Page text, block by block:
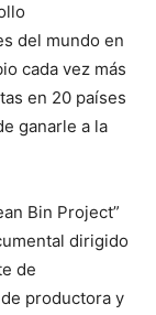
del mundo en
cada vez más
en 20 países
ganarle a la
Bin Project”
dirigido
de
productora y